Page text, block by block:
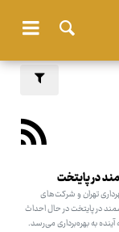
در پایتخت
تهران و شرکت‌های
در پایتخت در حال احداث
به بهره‌برداری می‌رسد.